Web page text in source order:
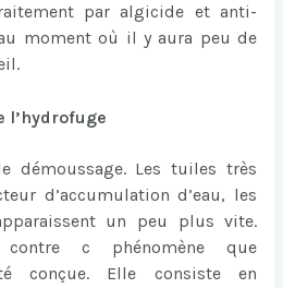
par algicide et anti-
moment où il y aura peu de
l’hydrofuge
démoussage. Les tuiles très
d’accumulation d’eau, les
un peu plus vite.
c phénomène que
conçue. Elle consiste en